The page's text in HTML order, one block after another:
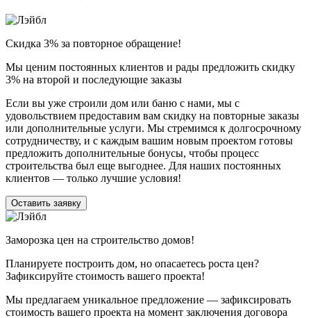
Скидка 3% за повторное обращение!
Мы ценим постоянных клиентов и рады предложить скидку
3% на второй и последующие заказы
Если вы уже строили дом или баню с нами, мы с
удовольствием предоставим вам скидку на повторные заказы
или дополнительные услуги. Мы стремимся к долгосрочному
сотрудничеству, и с каждым вашим новым проектом готовы
предложить дополнительные бонусы, чтобы процесс
строительства был еще выгоднее. Для наших постоянных
клиентов — только лучшие условия!
Оставить заявку
Заморозка цен на строительство домов!
Планируете построить дом, но опасаетесь роста цен?
Зафиксируйте стоимость вашего проекта!
Мы предлагаем уникальное предложение — зафиксировать
стоимость вашего проекта на момент заключения договора